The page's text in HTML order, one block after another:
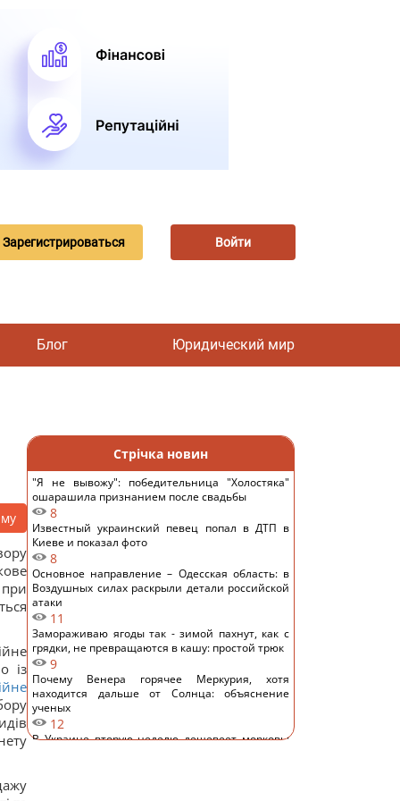
Зарегистрироваться Войти
Блог Юридический мир
при
із
Стрічка новин
"Я не вывожу": победительница "Холостяка"
ошарашила признанием после свадьбы
8
Известный украинский певец попал в ДТП в
Киеве и показал фото
8
Основное направление – Одесская область: в
Воздушных силах раскрыли детали российской
атаки
11
Замораживаю ягоды так - зимой пахнут, как с
грядки, не превращаются в кашу: простой трюк
9
Почему Венера горячее Меркурия, хотя
находится дальше от Солнца: объяснение
ученых
12
В Украине вторую неделю дешевеет морковь: